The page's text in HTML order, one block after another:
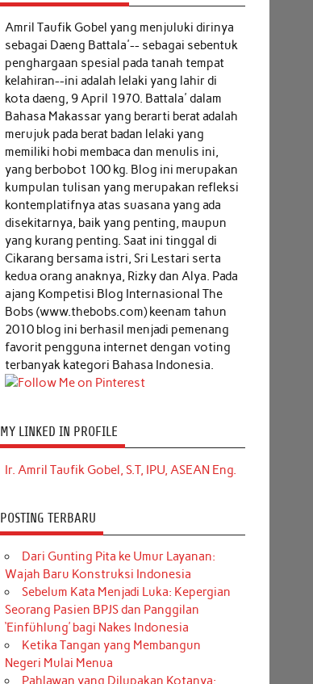
Amril Taufik Gobel yang menjuluki dirinya
sebagai Daeng Battala'-- sebagai sebentuk
penghargaan spesial pada tanah tempat
kelahiran--ini adalah lelaki yang lahir di
kota daeng, 9 April 1970. Battala' dalam
Bahasa Makassar yang berarti berat adalah
merujuk pada berat badan lelaki yang
memiliki hobi membaca dan menulis ini,
yang berbobot 100 kg. Blog ini merupakan
kumpulan tulisan yang merupakan refleksi
kontemplatifnya atas suasana yang ada
disekitarnya, baik yang penting, maupun
yang kurang penting. Saat ini tinggal di
Cikarang bersama istri, Sri Lestari serta
kedua orang anaknya, Rizky dan Alya. Pada
ajang Kompetisi Blog Internasional The
Bobs (www.thebobs.com) keenam tahun
2010 blog ini berhasil menjadi pemenang
favorit pengguna internet dengan voting
terbanyak kategori Bahasa Indonesia.
MY LINKED IN PROFILE
Ir. Amril Taufik Gobel, S.T, IPU, ASEAN Eng.
POSTING TERBARU
Dari Gunting Pita ke Umur Layanan:
Wajah Baru Konstruksi Indonesia
Sebelum Kata Menjadi Luka: Kepergian
Seorang Pasien BPJS dan Panggilan
‘Einfühlung’ bagi Nakes Indonesia
Ketika Tangan yang Membangun
Negeri Mulai Menua
Pahlawan yang Dilupakan Kotanya: